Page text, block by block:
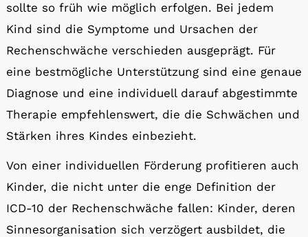
sollte so früh wie möglich erfolgen. Bei jedem
Kind sind die Symptome und Ursachen der
Rechenschwäche verschieden ausgeprägt. Für
eine bestmögliche Unterstützung sind eine genaue
Diagnose und eine individuell darauf abgestimmte
Therapie empfehlenswert, die die Schwächen und
Stärken ihres Kindes einbezieht.
Von einer individuellen Förderung profitieren auch
Kinder, die nicht unter die enge Definition der
ICD-10 der Rechenschwäche fallen: Kinder, deren
Sinnesorganisation sich verzögert ausbildet, die